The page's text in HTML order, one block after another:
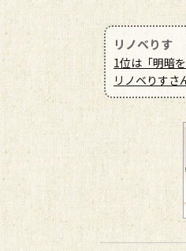
リノベりす
1位は「明暗
リノベりすさ